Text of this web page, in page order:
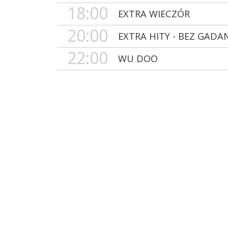
18:00
EXTRA WIECZÓR
20:00 EXTRA HITY - BEZ
22:00 WU DOO